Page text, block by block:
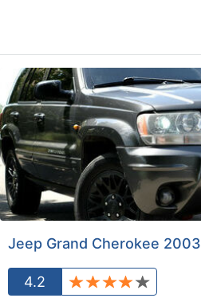
Jeep Grand Cherokee 2003
4.2